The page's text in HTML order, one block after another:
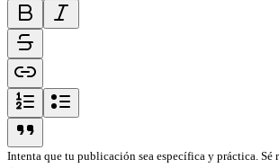
bold-icon
link-icon
ordered-list-icon
Intenta que tu publicación sea específica y práctica. Sé